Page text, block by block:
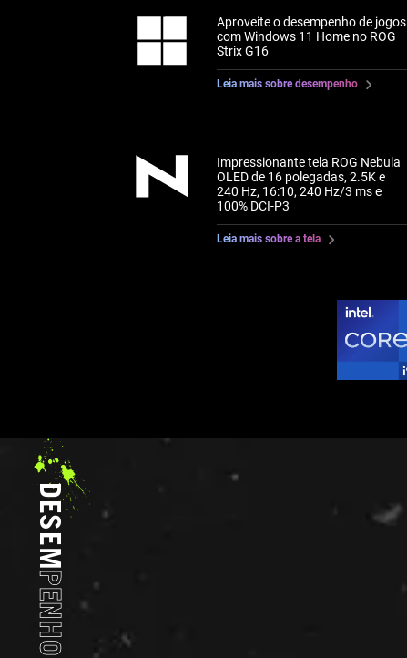
Aproveite o desempenho de jogos
com Windows 11 Home no ROG
Strix G16
Leia mais sobre desempenho
Impressionante tela ROG Nebula
OLED de 16 polegadas, 2.5K e
240 Hz, 16:10, 240 Hz/3 ms e
100% DCI-P3
Leia mais sobre a tela
DESEM
PENHO